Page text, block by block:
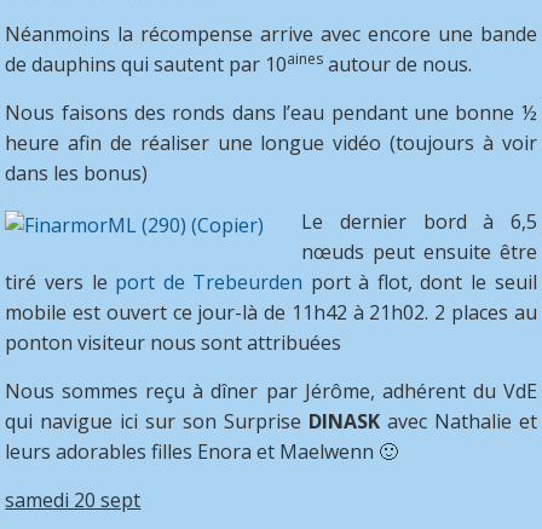
Néanmoins la récompense arrive avec encore une bande
de dauphins qui sautent par 10aines autour de nous.
Nous faisons des ronds dans l’eau pendant une bonne ½
heure afin de réaliser une longue vidéo (toujours à voir
dans les bonus)
Le dernier bord à 6,5
nœuds peut ensuite être
tiré vers le port de Trebeurden port à flot, dont le seuil
mobile est ouvert ce jour-là de 11h42 à 21h02. 2 places au
ponton visiteur nous sont attribuées
Nous sommes reçu à dîner par Jérôme, adhérent du VdE
qui navigue ici sur son Surprise DINASKavec Nathalie et
leurs adorables filles Enora et Maelwenn 🙂
samedi 20 sept